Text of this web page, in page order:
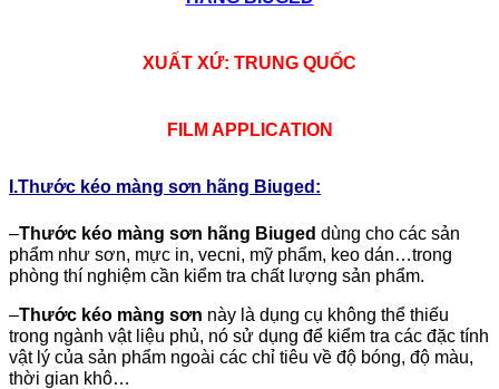
XUẤT XỨ: TRUNG QUỐC
FILM APPLICATION
I.Thước kéo màng sơn hãng Biuged:
–Thước kéo màng sơn hãng Biuged dùng cho các sản
phẩm như sơn, mực in, vecni, mỹ phẩm, keo dán…trong
phòng thí nghiệm cần kiểm tra chất lượng sản phẩm.
–Thước kéo màng sơn này là dụng cụ không thể thiếu
trong ngành vật liệu phủ, nó sử dụng để kiểm tra các đặc tính
vật lý của sản phẩm ngoài các chỉ tiêu về độ bóng, độ màu,
thời gian khô…